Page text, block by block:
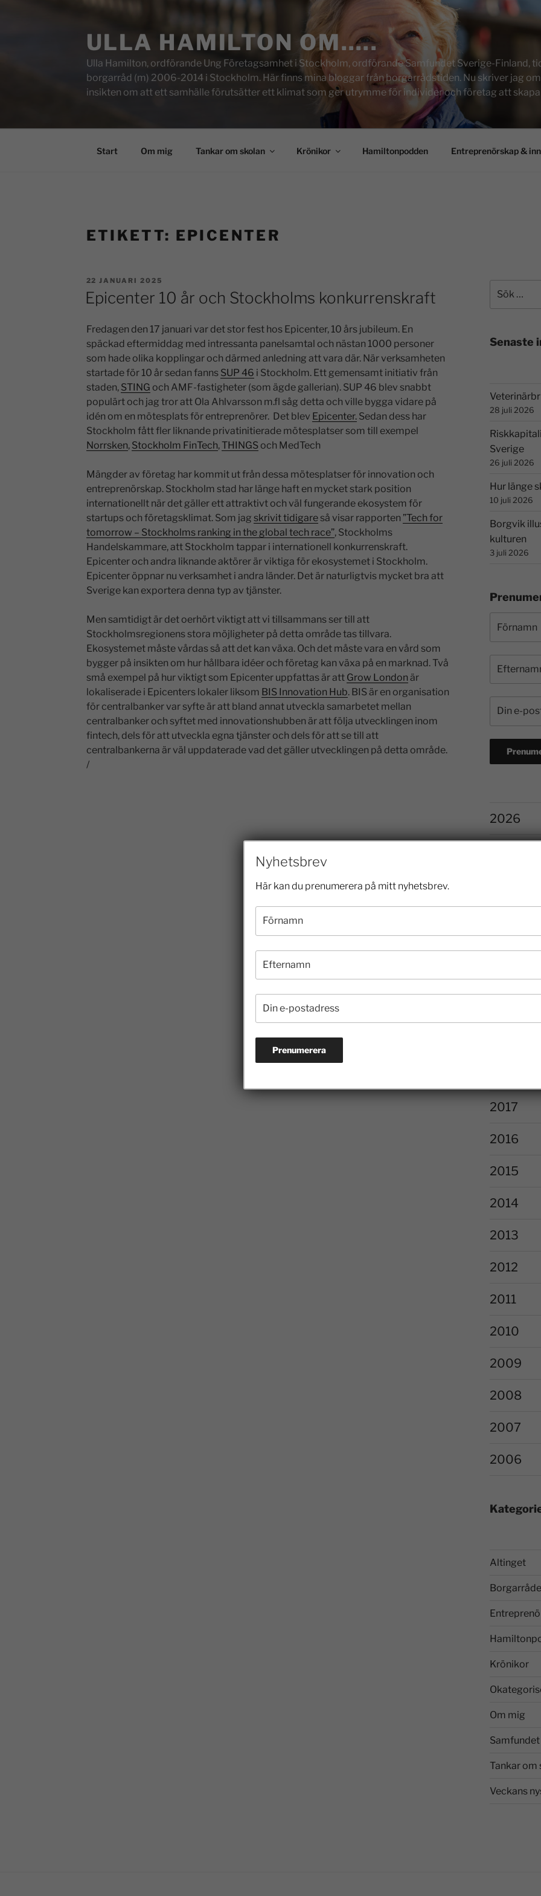
ULLA HAMILTON OM…..
Ulla Hamilton, ordförande Ung Företagsamhet i Stockholm, ordförande Samfundet Sverige-Finland,
borgarråd (m) 2006-2014 i Stockholm. Här finns mina bloggar från borgarrådstiden. Nu skriver jag
insikten om att ett samhälle förutsätter ett klimat som ger utrymme för individer och företag att
Start Om mig Tankar om skolan Krönikor Hamiltonpodden Entreprenörskap &
ETIKETT: EPICENTER
22 JANUARI 2025
Epicenter 10 år och Stockholms konkurrenskraft
Fredagen den 17 januari var det stor fest hos Epicenter, 10 års jubileum. En
späckad eftermiddag med intressanta panelsamtal och nästan 1000 personer
som hade olika kopplingar och därmed anledning att vara där. När verksamheten
startade för 10 år sedan fanns SUP 46 i Stockholm. Ett gemensamt initiativ från
staden, STING och AMF-fastigheter (som ägde gallerian). SUP 46 blev snabbt
populärt och jag tror att Ola Ahlvarsson m.fl såg detta och ville bygga vidare på
idén om en mötesplats för entreprenörer. Det blev Epicenter.Sedan dess har
Stockholm fått fler liknande privatinitierade mötesplatser som till exempel
Norrsken, Stockholm FinTech,THINGSoch MedTech
Mängder av företag har kommit ut från dessa mötesplatser för innovation och
entreprenörskap. Stockholm stad har länge haft en mycket stark position
internationellt när det gäller ett attraktivt och väl fungerande ekosystem för
startups och företagsklimat. Som jag skrivit tidigareså visar rapporten ”Tech for
tomorrow – Stockholms ranking in the global tech race”, Stockholms
Handelskammare, att Stockholm tappar i internationell konkurrenskraft.
Epicenter och andra liknande aktörer är viktiga för ekosystemet i Stockholm.
Epicenter öppnar nu verksamhet i andra länder. Det är naturligtvis mycket bra att
Sverige kan exportera denna typ av tjänster.
Men samtidigt är det oerhört viktigt att vi tillsammans ser till att
Stockholmsregionens stora möjligheter på detta område tas tillvara.
Ekosystemet måste vårdas så att det kan växa. Och det måste vara en vård som
bygger på insikten om hur hållbara idéer och företag kan växa på en marknad. Två
små exempel på hur viktigt som Epicenter uppfattas är att Grow London är
lokaliserade i Epicenters lokaler liksom BIS Innovation Hub. BIS är en organisation
för centralbanker var syfte är att bland annat utveckla samarbetet mellan
centralbanker och syftet med innovationshubben är att följa utvecklingen inom
fintech, dels för att utveckla egna tjänster och dels för att se till att
centralbankerna är väl uppdaterade vad det gäller utvecklingen på detta område.
/
Senaste
28 juli 2026
Sverige
26 juli 2026
Hur länge
10 juli 2026
Borgvik
kulturen
3 juli 2026
2026
2021
2017
2016
2015
2014
2013
2012
2011
2010
2009
2008
2007
2006
Altinget
Krönikor
Om mig
Tankar om
Veckans
Nyhetsbrev
Här kan du prenumerera på mitt nyhetsbrev.